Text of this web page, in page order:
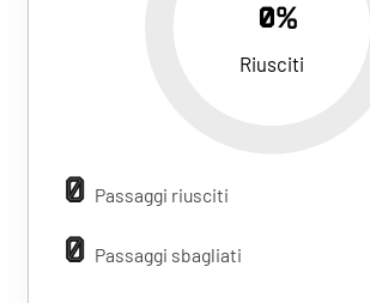
0%
Riusciti
0 Passaggi riusciti
0 Passaggi sbagliati